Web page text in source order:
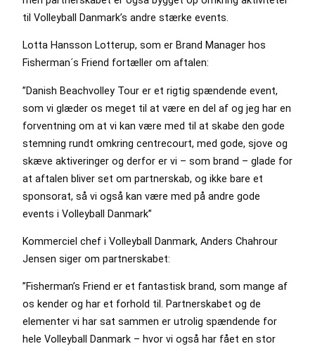
til Volleyball Danmark’s andre stærke events.
Lotta Hansson Lotterup, som er Brand Manager hos
Fisherman´s Friend fortæller om aftalen:
”Danish Beachvolley Tour er et rigtig spændende event,
som vi glæder os meget til at være en del af og jeg har en
forventning om at vi kan være med til at skabe den gode
stemning rundt omkring centrecourt, med gode, sjove og
skæve aktiveringer og derfor er vi – som brand – glade for
at aftalen bliver set om partnerskab, og ikke bare et
sponsorat, så vi også kan være med på andre gode
events i Volleyball Danmark”
Kommerciel chef i Volleyball Danmark, Anders Chahrour
Jensen siger om partnerskabet:
”Fisherman’s Friend er et fantastisk brand, som mange af
os kender og har et forhold til. Partnerskabet og de
elementer vi har sat sammen er utrolig spændende for
hele Volleyball Danmark – hvor vi også har fået en stor